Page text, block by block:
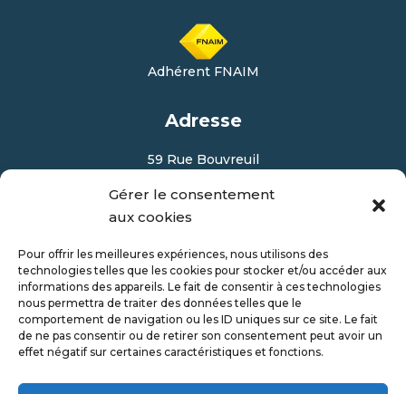
Gérer le consentement
aux cookies
Pour offrir les meilleures expériences, nous utilisons des
technologies telles que les cookies pour stocker et/ou accéder aux
informations des appareils. Le fait de consentir à ces technologies
nous permettra de traiter des données telles que le
comportement de navigation ou les ID uniques sur ce site. Le fait
de ne pas consentir ou de retirer son consentement peut avoir un
effet négatif sur certaines caractéristiques et fonctions.
Adhérent FNAIM
Adresse
59 Rue Bouvreuil
Contact
Disponible du Lundi au Samedi de 9h à 20h
Contacter par mail
06 59 24 51 15